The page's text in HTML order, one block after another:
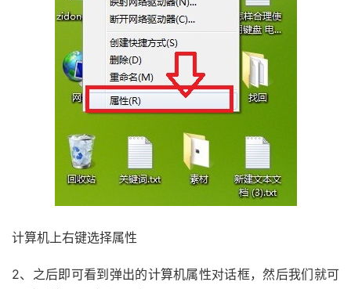
计算机上右键选择属性
2、之后即可看到弹出的计算机属性对话框，然后我们就可